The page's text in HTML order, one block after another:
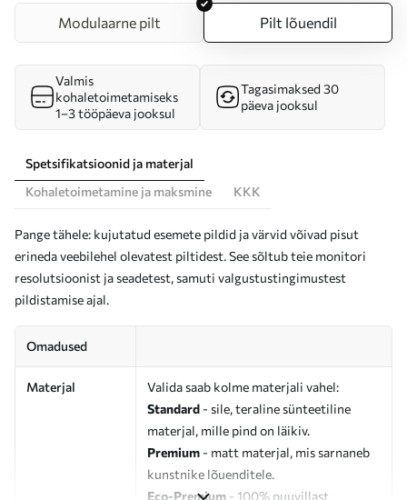
Modulaarne pilt Pilt lõuendil
Valmis
kohaletoimetamiseks
1–3 tööpäeva jooksul
Tagasimaksed 30
päeva jooksul
Spetsifikatsioonid ja materjal
Kohaletoimetamine ja maksmine
KKK
Pange tähele: kujutatud esemete pildid ja värvid võivad pisut
erineda veebilehel olevatest piltidest. See sõltub teie monitori
resolutsioonist ja seadetest, samuti valgustustingimustest
pildistamise ajal.
Omadused
Materjal
Valida saab kolme materjali vahel:
Standard - sile, teraline sünteetiline
materjal, mille pind on läikiv.
Premium - matt materjal, mis sarnaneb
kunstnike lõuenditele.
Eco-Premium - 100% puuvillast